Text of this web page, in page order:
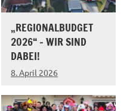
„REGIONALBUDGET
2026“ – WIR SIND
DABEI!
8. April 2026